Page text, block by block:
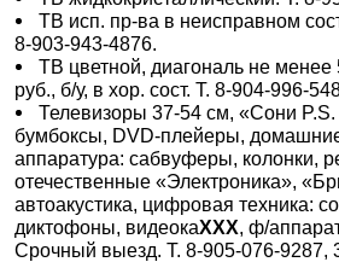
ТВ исп. пр-ва в неисправном
8-903-943-4876.
ТВ цветной, диагональ не
руб., б/у, в хор. сост. Т. 8-904-996-
Телевизоры 37-54 см, «Сони
бумбоксы, DVD-плейеры,
аппаратура: сабвуферы, колонки,
отечественные «Электроника»,
автоакустика, цифровая техника:
диктофоны, видеокаXXX, ф/
Срочный выезд. Т. 8-905-076-9287,